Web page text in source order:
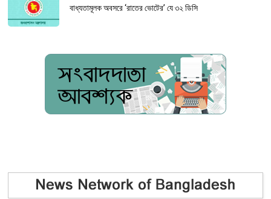
বাধ্যতামূলক অবসরে ‘রাতের ভোটের’ যে ৩২ ডিসি